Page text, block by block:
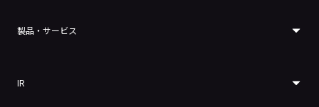
製品・サービス
IR